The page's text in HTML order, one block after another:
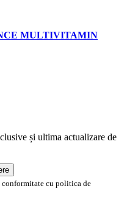
MULTIVITAMIN
și ultima actualizare de
conformitate cu politica de